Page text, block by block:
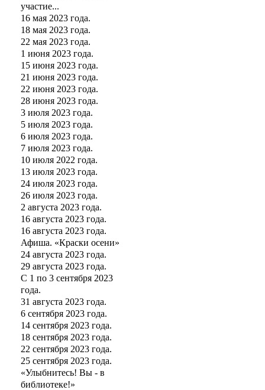
участие...
16 мая 2023 года.
18 мая 2023 года.
22 мая 2023 года.
1 июня 2023 года.
15 июня 2023 года.
21 июня 2023 года.
22 июня 2023 года.
28 июня 2023 года.
3 июля 2023 года.
5 июля 2023 года.
6 июля 2023 года.
7 июля 2023 года.
10 июля 2022 года.
13 июля 2023 года.
24 июля 2023 года.
26 июля 2023 года.
2 августа 2023 года.
16 августа 2023 года.
16 августа 2023 года.
Афиша. «Краски осени»
24 августа 2023 года.
29 августа 2023 года.
С 1 по 3 сентября 2023
года.
31 августа 2023 года.
6 сентября 2023 года.
14 сентября 2023 года.
18 сентября 2023 года.
22 сентября 2023 года.
25 сентября 2023 года.
«Улыбнитесь! Вы - в
библиотеке!»